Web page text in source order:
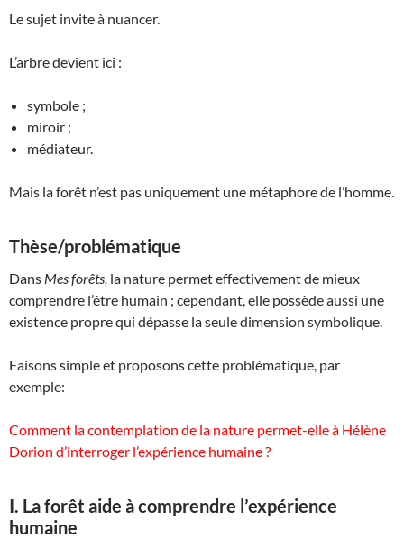
Le sujet invite à nuancer.
L’arbre devient ici :
symbole ;
miroir ;
médiateur.
Mais la forêt n’est pas uniquement une métaphore de l’homme.
Thèse/problématique
Dans Mes forêts, la nature permet effectivement de mieux
comprendre l’être humain ; cependant, elle possède aussi une
existence propre qui dépasse la seule dimension symbolique.
Faisons simple et proposons cette problématique, par
exemple:
Comment la contemplation de la nature permet-elle à Hélène
Dorion d’interroger l’expérience humaine ?
I. La forêt aide à comprendre l’expérience
humaine